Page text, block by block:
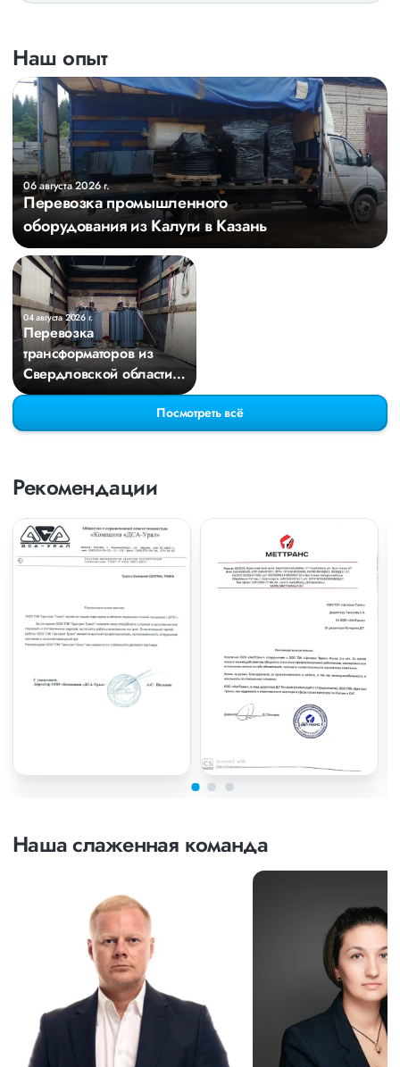
Наш опыт
06 августа 2026 г.
Перевозка промышленного
оборудования из Калуги в Казань
04 августа 2026 г.
Перевозка
трансформаторов из
Свердловской области в
Киров
Посмотреть всё
Рекомендации
Наша слаженная команда